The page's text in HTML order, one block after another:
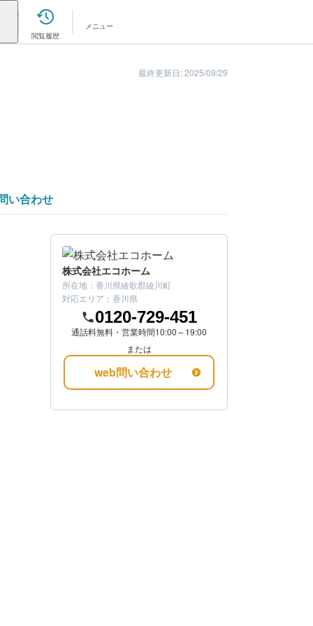
閲覧履歴
メニュー
最終更新日: 2025/09/29
い合わせ
まずは金額を確認してみましょう
金額を知る
株式会社エコホーム
所在地： 香川県綾歌郡綾川町
対応エリア： 香川県
0120-729-451
通話料無料・営業時間10:00～19:00
または
web問い合わせ